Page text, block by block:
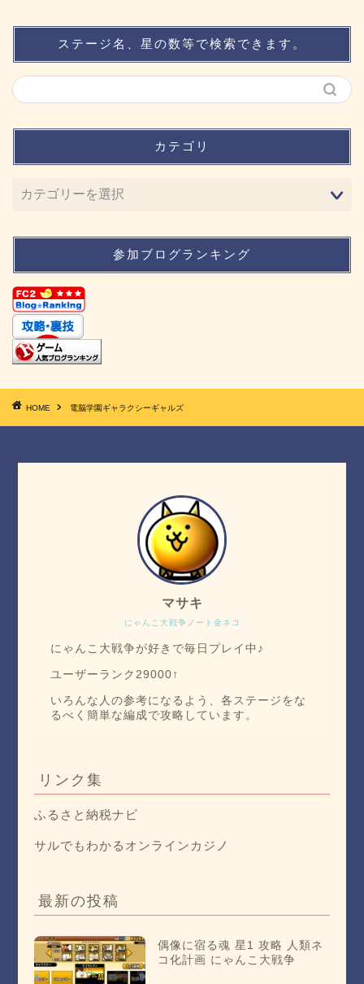
ステージ名、星の数等で検索できます。
カテゴリ
参加ブログランキング
HOME 電脳学園ギャラクシーギャルズ
にゃんこ大戦争ノート金ネコ
マサキ
にゃんこ大戦争が好きで毎日プレイ中♪
ユーザーランク29000↑
いろんな人の参考になるよう、各ステージをな
るべく簡単な編成で攻略しています。
リンク集
ふるさと納税ナビ
サルでもわかるオンラインカジノ
最新の投稿
偶像に宿る魂 星1 攻略 人類ネ
コ化計画 にゃんこ大戦争